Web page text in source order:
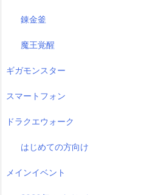
錬金釜
魔王覚醒
ギガモンスター
スマートフォン
ドラクエウォーク
はじめての方向け
メインイベント